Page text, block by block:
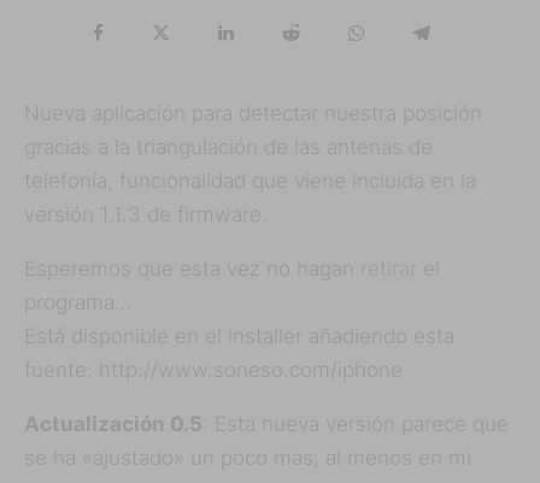
Nueva aplicación para detectar nuestra posición
gracias a la triangulación de las antenas de
telefonía, funcionalidad que viene incluida en la
versión 1.1.3 de firmware.
Esperemos que esta vez no hagan retirar el
programa…
Está disponible en el installer añadiendo esta
fuente: http://www.soneso.com/iphone
Actualización 0.5: Esta nueva versión parece que
se ha «ajustado» un poco mas, al menos en mi